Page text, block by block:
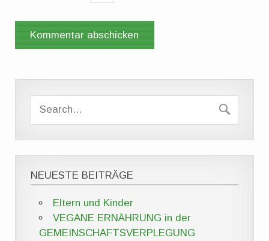
NEUESTE BEITRÄGE
Eltern und Kinder
VEGANE ERNÄHRUNG in der
GEMEINSCHAFTSVERPLEGUNG